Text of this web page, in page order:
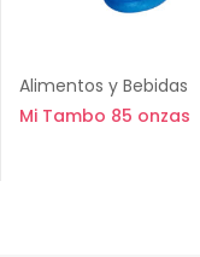
Alimentos y Bebidas
Mi Tambo 85 onzas